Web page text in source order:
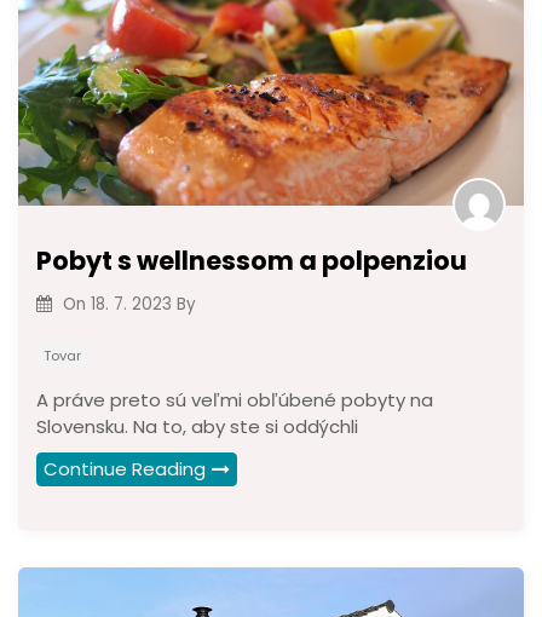
Pobyt s wellnessom a polpenziou
On 18. 7. 2023 By
Tovar
A práve preto sú veľmi obľúbené pobyty na
Slovensku. Na to, aby ste si oddýchli
Continue Reading